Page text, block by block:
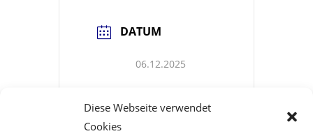
Diese Webseite verwendet
Cookies
DATUM
06.12.2025